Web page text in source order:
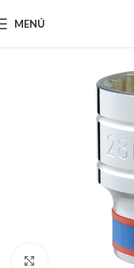
MENÚ
Clic para ampliar